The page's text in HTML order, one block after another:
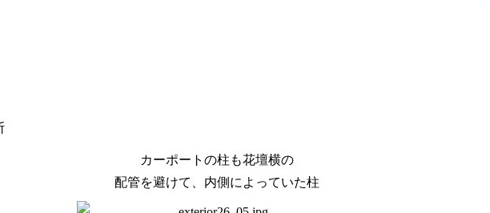
カーポートの柱も花壇横の
配管を避けて、内側によっていた柱